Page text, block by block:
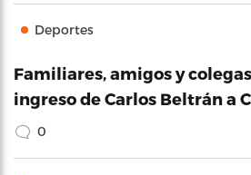
Deportes
Familiares, amigos y
ingreso de Carlos Beltrán a
0